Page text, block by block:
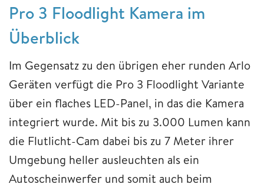
Pro 3 Floodlight Kamera im
Überblick
Im Gegensatz zu den übrigen eher runden Arlo
Geräten verfügt die Pro 3 Floodlight Variante
über ein flaches LED-Panel, in das die Kamera
integriert wurde. Mit bis zu 3.000 Lumen kann
die Flutlicht-Cam dabei bis zu 7 Meter ihrer
Umgebung heller ausleuchten als ein
Autoscheinwerfer und somit auch beim